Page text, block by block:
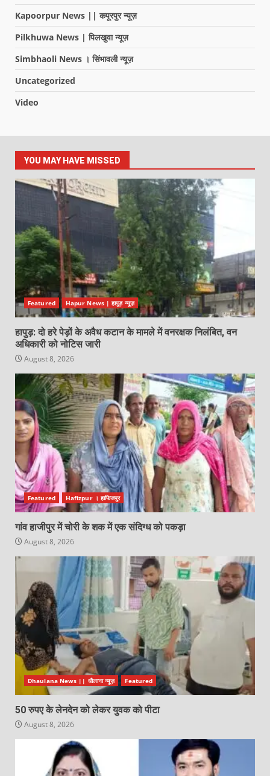
Kapoorpur News || कपूरपुर न्यूज़
Pilkhuwa News | पिलखुवा न्यूज़
Simbhaoli News । सिंभावली न्यूज़
Uncategorized
Video
YOU MAY HAVE MISSED
Featured Hapur News | हापुड़ न्यूज़
हापुड़: दो हरे पेड़ों के अवैध कटान के मामले में वनरक्षक निलंबित, वन
अधिकारी को नोटिस जारी
August 8, 2026
Featured Hafizpur । हाफिजपुर
गांव हाजीपुर में चोरी के शक में एक संदिग्ध को पकड़ा
August 8, 2026
Dhaulana News || धौलाना न्यूज़ Featured
50 रुपए के लेनदेन को लेकर युवक को पीटा
August 8, 2026